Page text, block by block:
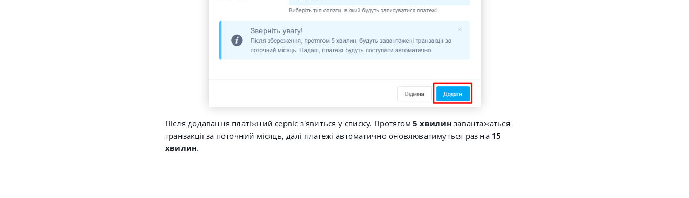
Після додавання платіжний сервіс з'явиться у списку. Протягом5 хвилинзавантажаться
транзакції за поточний місяць, далі платежі автоматично оновлюватимуться раз на 15
хвилин.